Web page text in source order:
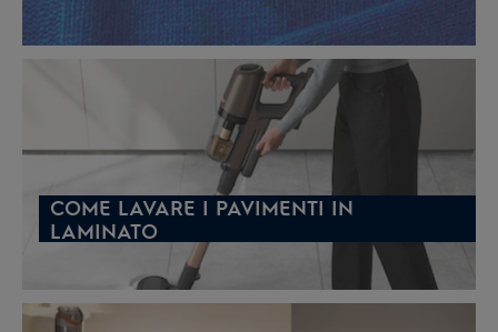
COME LAVARE I PAVIMENTI IN
LAMINATO